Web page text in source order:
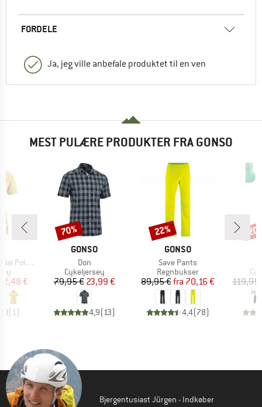
FORDELE
Ja, jeg ville anbefale produktet til en ven
MEST PULÆRE PRODUKTER FRA GONSO
pris
€
( 1)
MÆRKE
GONSO
Artikel
Don
Produktgruppe
Cykeljersey
Pris
79,95 €Nedsat pris
23,99 €
4,9( 13)
Rabat
70%
MÆRKE
GONSO
Artikel
Save Pants
Produktgruppe
Regnbukser
Pris
89,95 € Nedsat pris
fra 70,16 €
4,4(78)
Rabat
22%
119,95
Bjergentusiast Jürgen - Indkøber